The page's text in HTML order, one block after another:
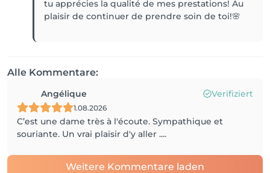
tu apprécies la qualité de mes prestations! Au
plaisir de continuer de prendre soin de toi!🌸
Alle Kommentare:
Angélique Verifiziert
1.08.2026
C’est une dame très à l'écoute. Sympathique et
souriante. Un vrai plaisir d'y aller ....
Weitere Kommentare laden